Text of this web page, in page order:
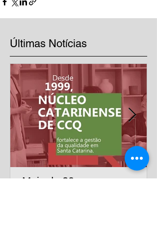
Últimas Notícias
Mais de 20 anos